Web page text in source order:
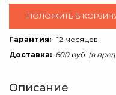
ПОЛОЖИТЬ В
Гарантия: 12 месяцев
Доставка: 600 руб. (в
Описание